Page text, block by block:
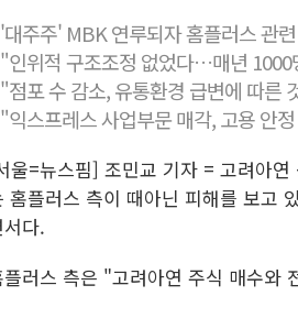
'대주주' MBK 연루되자 홈플러스 관
"인위적 구조조정 없었다…매년 1000
"점포 수 감소, 유통환경 급변에 따른
"익스프레스 사업부문 매각, 고용 안
울=뉴스핌] 조민교 기자 = 고려아
홈플러스 측이 때아닌 피해를 보고
서다.
러스 측은 "고려아연 주식 매수와